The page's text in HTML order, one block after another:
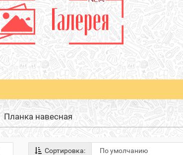
Планка навесная
Сортировка: